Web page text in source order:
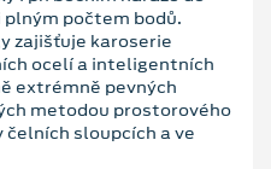
počtem bodů.
zajišťuje karoserie
ocelí a inteligentních
extrémně pevných
metodou prostorového
čelních sloupcích a ve